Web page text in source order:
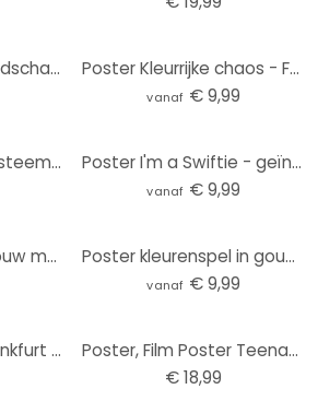
Poster Abstract landschap met metallic kleuren - Alma Poster Kleurrijke chaos - Fedrau
vanaf € 9,99
Poster Periodiek Systeem der Elementen Poster I'm a Swiftie - geïnspireerd door Taylor Swift
vanaf € 9,99
Poster Portret - Vrouw met rode bloemkroon en vogel - Hülya Poster kleurenspel in goudgroen - Schmucker
vanaf € 9,99
Poster Eintracht Frankfurt - Stadion Fan Zone
Poster, Film Poster Teenage Mutant Ninja Turtles: Mutant Mayhem - Deefenders Of NYC 61x91,5 cm
€ 18,99